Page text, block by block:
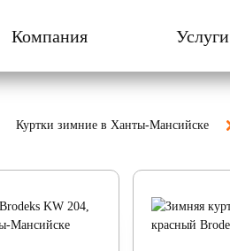
Компания Услуги
Куртки зимние в Ханты-Мансийске